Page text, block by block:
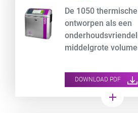
De 1050
ontworpen als een
middelgrote
scanbare barcodes
resolutie.
DOWNLOAD PDF
add